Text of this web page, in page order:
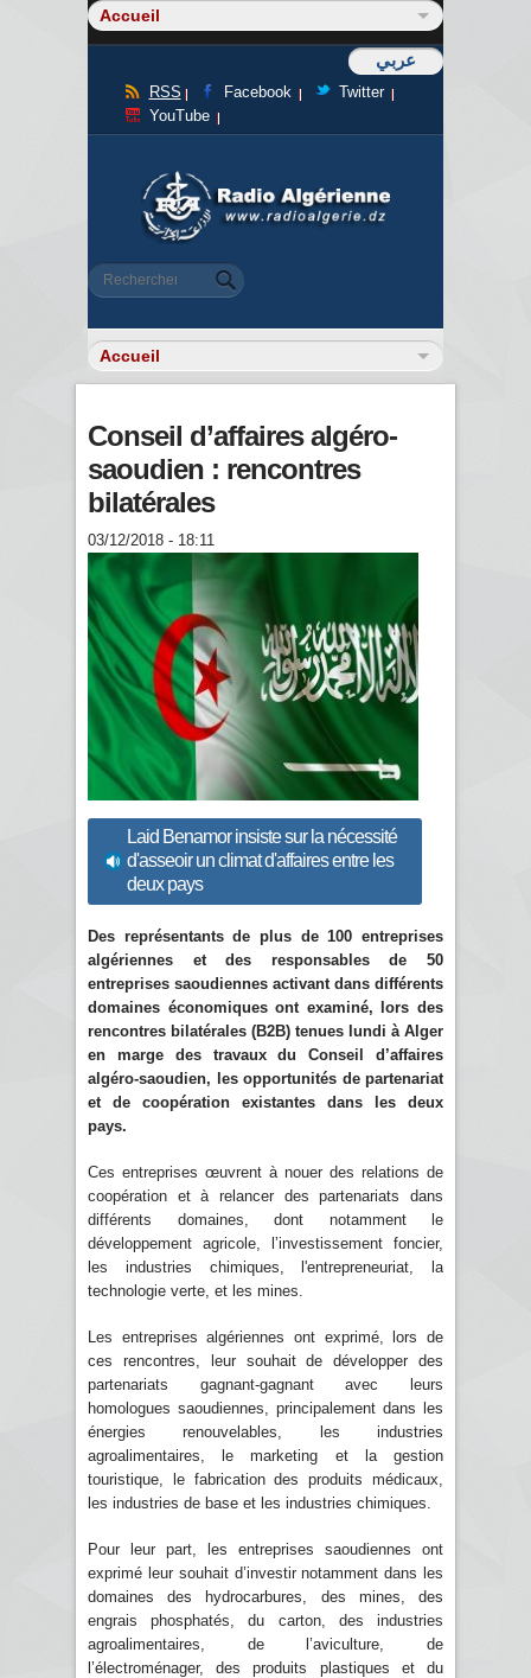
عربي
RSS Facebook
Twitter
YouTube
Formulaire de recherche
Rechercher
Conseil d’affaires algéro-
saoudien : rencontres
bilatérales
03/12/2018 - 18:11
Laid Benamor insiste sur la nécessité
d'asseoir un climat d'affaires entre les
deux pays
Des représentants de plus de 100 entreprises
algériennes et des responsables de 50
entreprises saoudiennes activant dans différents
domaines économiques ont examiné, lors des
rencontres bilatérales (B2B) tenues lundi à Alger
en marge des travaux du Conseil d’affaires
algéro-saoudien, les opportunités de partenariat
et de coopération existantes dans les deux
pays.
Ces entreprises œuvrent à nouer des relations de
coopération et à relancer des partenariats dans
différents domaines, dont notamment le
développement agricole, l’investissement foncier,
les industries chimiques, l'entrepreneuriat, la
technologie verte, et les mines.
Les entreprises algériennes ont exprimé, lors de
ces rencontres, leur souhait de développer des
partenariats gagnant-gagnant avec leurs
homologues saoudiennes, principalement dans les
énergies renouvelables, les industries
agroalimentaires, le marketing et la gestion
touristique, le fabrication des produits médicaux,
les industries de base et les industries chimiques.
Pour leur part, les entreprises saoudiennes ont
exprimé leur souhait d’investir notamment dans les
domaines des hydrocarbures, des mines, des
engrais phosphatés, du carton, des industries
agroalimentaires, de l’aviculture, de
l’électroménager, des produits plastiques et du